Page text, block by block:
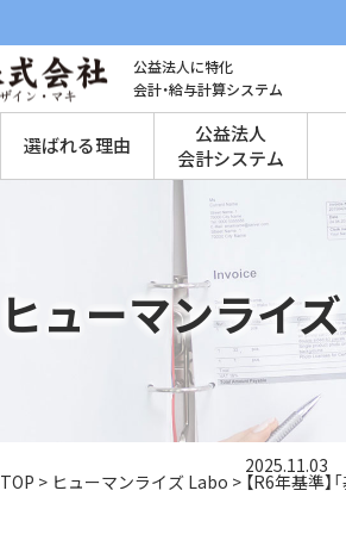
公益法人に特化
会計・給与計算システム
選ばれる理由
公益法人
会計システム
ヒューマンライ
TOP > ヒューマンライズ Labo >
2025.11.03
【R6年基準